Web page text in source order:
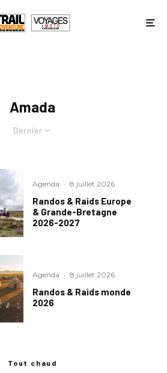
Amada
Dernier
Agenda · 8 juillet 2026
Randos & Raids Europe
& Grande-Bretagne
2026-2027
Agenda · 8 juillet 2026
Randos & Raids monde
2026
Tout chaud